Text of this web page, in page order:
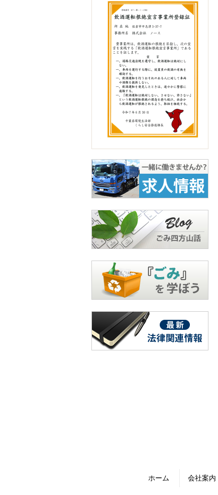
ホーム 会社案内